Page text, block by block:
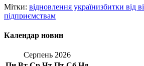
Мітки: відновлення українизбитки від
підприємствам
Календар новин
Серпень 2026